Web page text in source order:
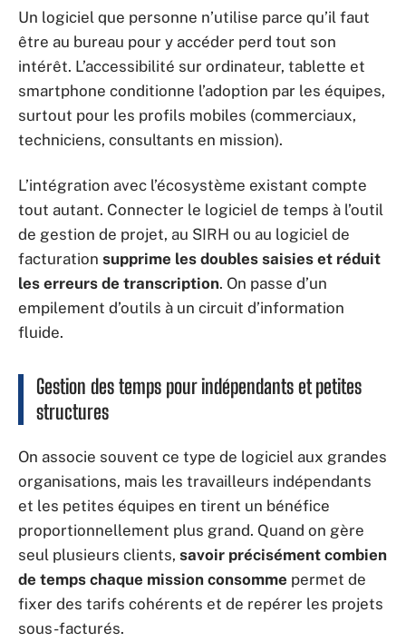
Un logiciel que personne n’utilise parce qu’il faut
être au bureau pour y accéder perd tout son
intérêt. L’accessibilité sur ordinateur, tablette et
smartphone conditionne l’adoption par les équipes,
surtout pour les profils mobiles (commerciaux,
techniciens, consultants en mission).
L’intégration avec l’écosystème existant compte
tout autant. Connecter le logiciel de temps à l’outil
de gestion de projet, au SIRH ou au logiciel de
facturation supprime les doubles saisies et réduit
les erreurs de transcription. On passe d’un
empilement d’outils à un circuit d’information
fluide.
Gestion des temps pour indépendants et petites
structures
On associe souvent ce type de logiciel aux grandes
organisations, mais les travailleurs indépendants
et les petites équipes en tirent un bénéfice
proportionnellement plus grand. Quand on gère
seul plusieurs clients, savoir précisément combien
de temps chaque mission consomme permet de
fixer des tarifs cohérents et de repérer les projets
sous-facturés.